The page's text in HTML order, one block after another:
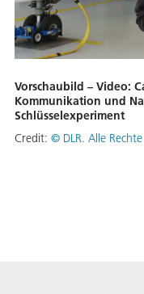
Vorschaubild – Video:
Kommunikation und
Schlüsselexperiment
Credit: © DLR. Alle